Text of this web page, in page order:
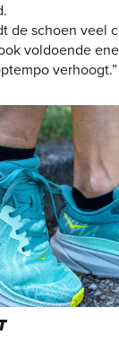
de schoen veel
voldoende
verhoogt.”